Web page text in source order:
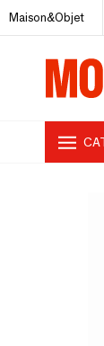
Maison&Objet